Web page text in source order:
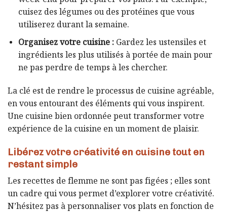
cuisez des légumes ou des protéines que vous
utiliserez durant la semaine.
Organisez votre cuisine :Gardez les ustensiles et
ingrédients les plus utilisés à portée de main pour
ne pas perdre de temps à les chercher.
La clé est de rendre le processus de cuisine agréable,
en vous entourant des éléments qui vous inspirent.
Une cuisine bien ordonnée peut transformer votre
expérience de la cuisine en un moment de plaisir.
Libérez votre créativité en cuisine tout en
restant simple
Les recettes de flemme ne sont pas figées ; elles sont
un cadre qui vous permet d’explorer votre créativité.
N’hésitez pas à personnaliser vos plats en fonction de